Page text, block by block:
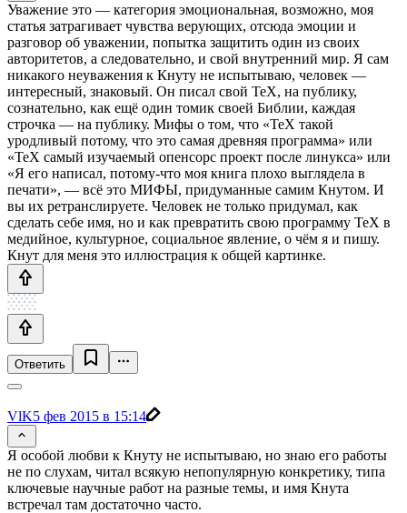
Уважение это — категория эмоциональная, возможно, моя
статья затрагивает чувства верующих, отсюда эмоции и
разговор об уважении, попытка защитить один из своих
авторитетов, а следовательно, и свой внутренний мир. Я сам
никакого неуважения к Кнуту не испытываю, человек —
интересный, знаковый. Он писал свой ТеХ, на публику,
сознательно, как ещё один томик своей Библии, каждая
строчка — на публику. Мифы о том, что «ТеХ такой
уродливый потому, что это самая древняя программа» или
«ТеХ самый изучаемый опенсорс проект после линукса» или
«Я его написал, потому-что моя книга плохо выглядела в
печати», — всё это МИФЫ, придуманные самим Кнутом. И
вы их ретранслируете. Человек не только придумал, как
сделать себе имя, но и как превратить свою программу ТеХ в
медийное, культурное, социальное явление, о чём я и пишу.
Кнут для меня это иллюстрация к общей картинке.
Ответить
VlK5 фев 2015 в 15:14
Я особой любви к Кнуту не испытываю, но знаю его работы
не по слухам, читал всякую непопулярную конкретику, типа
ключевые научные работ на разные темы, и имя Кнута
встречал там достаточно часто.